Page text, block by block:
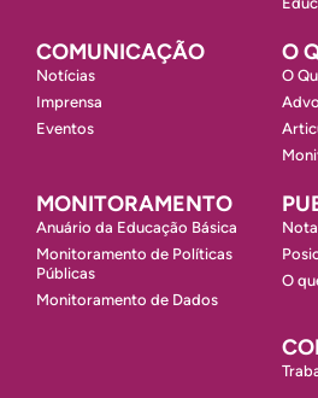
COMUNICAÇÃO
Notícias
Imprensa
Eventos
O
O
MONITORAMENTO
Anuário da Educação Básica
Monitoramento de Políticas
Públicas
Monitoramento de Dados
O